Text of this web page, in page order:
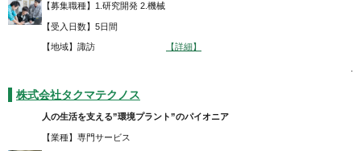
【募集職種】1.研究開発 2.機械
【受入日数】5日間
【地域】諏訪 【詳細】
.
株式会社タクマテクノス
人の生活を支える”環境プラント”のパイオニア
【業種】専門サービス